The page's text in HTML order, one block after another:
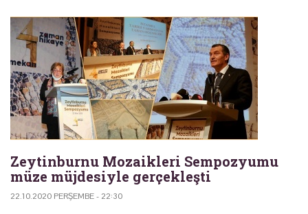
Zeytinburnu Mozaikleri Sempozyumu
müze müjdesiyle gerçekleşti
22.10.2020 PERŞEMBE - 22:30